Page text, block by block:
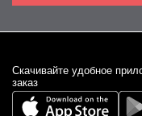
Cкачивайте удобное
заказ